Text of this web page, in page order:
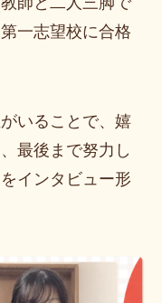
一志望校に合格
いることで、嬉
最後まで努力し
インタビュー形